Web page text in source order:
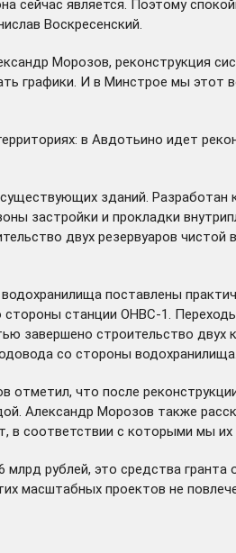
сейчас является. Поэтому
Воскресенский.
Морозов, реконструкция
графики. И в Минстрое мы этот
в Авдотьино идет
зданий. Разработан
застройки и прокладки
двух резервуаров
поставлены
стороны станции ОНВС-1.
завершено строительство
со стороны
что после
Александр Морозов также
соответствии с которыми мы
рублей, это средства
масштабных проектов не